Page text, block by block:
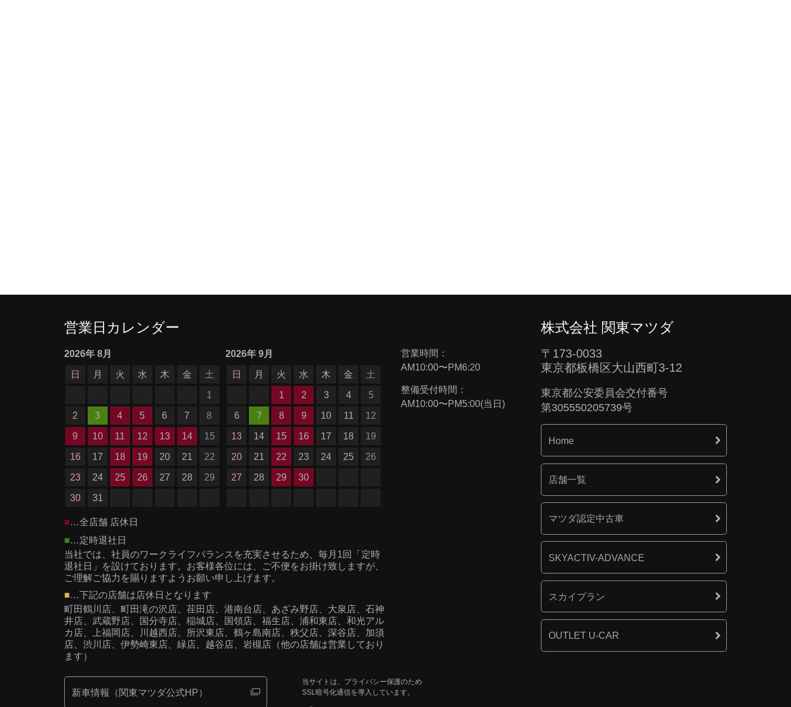
営業日カレンダー
2026年 8月
日
月 火 水 木 金
土
1
2
3 4 5 6 7
8
9
10 11 12 13 14
15
16
17 18 19 20 21
22
23
24 25 26 27 28
29
30
31
2026年9月
日
月 火 水 木 金
土
1
2 3 4
5
6
7 8 9 10 11
12
13
14 15 16 17 18
19
20
21 22 23 24 25
26
27
28 29 30
■…全店舗 店休日
■…定時退社日
当社では、社員のワークライフバランスを充実させるため、毎月1回「定時
退社日」を設けております。お客様各位には、ご不便をお掛け致しますが、
ご理解ご協力を賜りますようお願い申し上げます。
■…下記の店舗は店休日となります
町田鶴川店、町田滝の沢店、荏田店、港南台店、あざみ野店、大泉店、石神
井店、武蔵野店、国分寺店、稲城店、国領店、福生店、浦和東店、 和光アル
カ店、上福岡店、川越西店、所沢東店、鶴ヶ島南店、秩父店、深谷店、加須
店、 渋川店、 伊勢崎東店、緑店、越谷店、岩槻店（他の店舗は営業しており
ます）
営業時間：
AM10:00〜PM6:20
整備受付時間：
AM10:00〜PM5:00(当日)
新車情報（関東マツダ公式HP）
当サイトは、プライバシー保護のため
SSL暗号化通信を導入しています。
株式会社 関東マツダ
〒173-0033
東京都板橋区大山西町3-12
東京都公安委員会交付番号
第305550205739号
Home
店舗一覧
マツダ認定中古車
SKYACTIV-ADVANCE
スカイプラン
OUTLET U-CAR